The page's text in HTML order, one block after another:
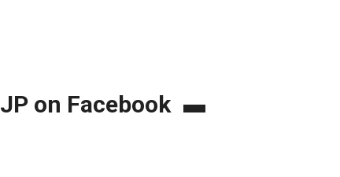
JP on Facebook